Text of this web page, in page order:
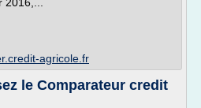
agricole.fr
le Comparateur credit